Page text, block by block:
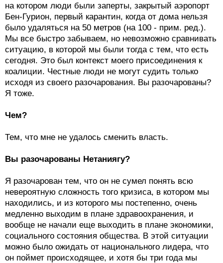
на котором люди были заперты, закрытый аэропорт
Бен-Гурион, первый карантин, когда от дома нельзя
было удаляться на 50 метров (на 100 - прим. ред.).
Мы все быстро забываем, но невозможно сравнивать
ситуацию, в которой мы были тогда с тем, что есть
сегодня. Это был контекст моего присоединения к
коалиции. Честные люди не могут судить только
исходя из своего разочарования. Вы разочарованы?
Я тоже.
Чем?
Тем, что мне не удалось сменить власть.
Вы разочарованы Нетаниягу?
Я разочарован тем, что он не сумел понять всю
невероятную сложность того кризиса, в котором мы
находились, и из которого мы постепенно, очень
медленно выходим в плане здравоохранения, и
вообще не начали еще выходить в плане экономики,
социального состояния общества. В этой ситуации
можно было ожидать от национального лидера, что
он поймет происходящее, и хотя бы три года мы